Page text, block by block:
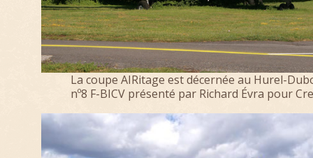
La coupe AIRitage est décernée au Hurel-
nº8 F-BICV présenté par Richard Évra pour